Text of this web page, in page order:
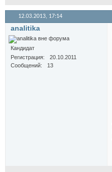
12.03.2013, 17:14
analitika
Кандидат
Регистрация
20.10.2011
Сообщений
13